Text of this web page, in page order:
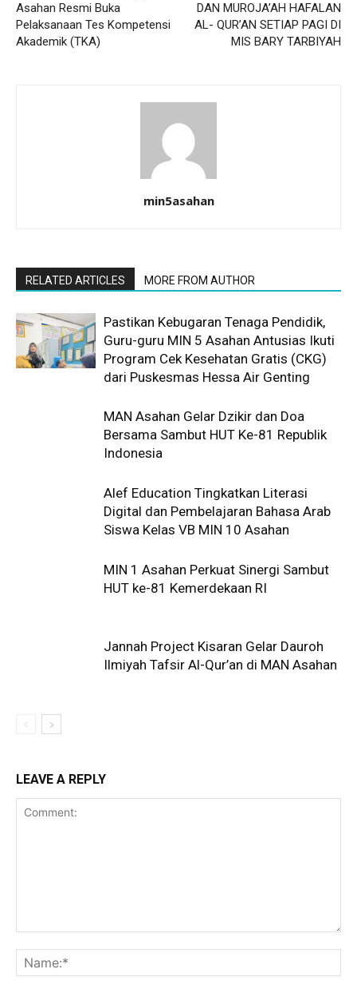
Asahan Resmi Buka
Pelaksanaan Tes Kompetensi
Akademik (TKA)
DAN MUROJA’AH HAFALAN
AL- QUR’AN SETIAP PAGI DI
MIS BARY TARBIYAH
min5asahan
RELATED ARTICLES MORE FROM AUTHOR
Pastikan Kebugaran Tenaga Pendidik,
Guru-guru MIN 5 Asahan Antusias Ikuti
Program Cek Kesehatan Gratis (CKG)
dari Puskesmas Hessa Air Genting
MAN Asahan Gelar Dzikir dan Doa
Bersama Sambut HUT Ke-81 Republik
Indonesia
Alef Education Tingkatkan Literasi
Digital dan Pembelajaran Bahasa Arab
Siswa Kelas VB MIN 10 Asahan
MIN 1 Asahan Perkuat Sinergi Sambut
HUT ke-81 Kemerdekaan RI
Jannah Project Kisaran Gelar Dauroh
Ilmiyah Tafsir Al-Qur’an di MAN Asahan
LEAVE A REPLY